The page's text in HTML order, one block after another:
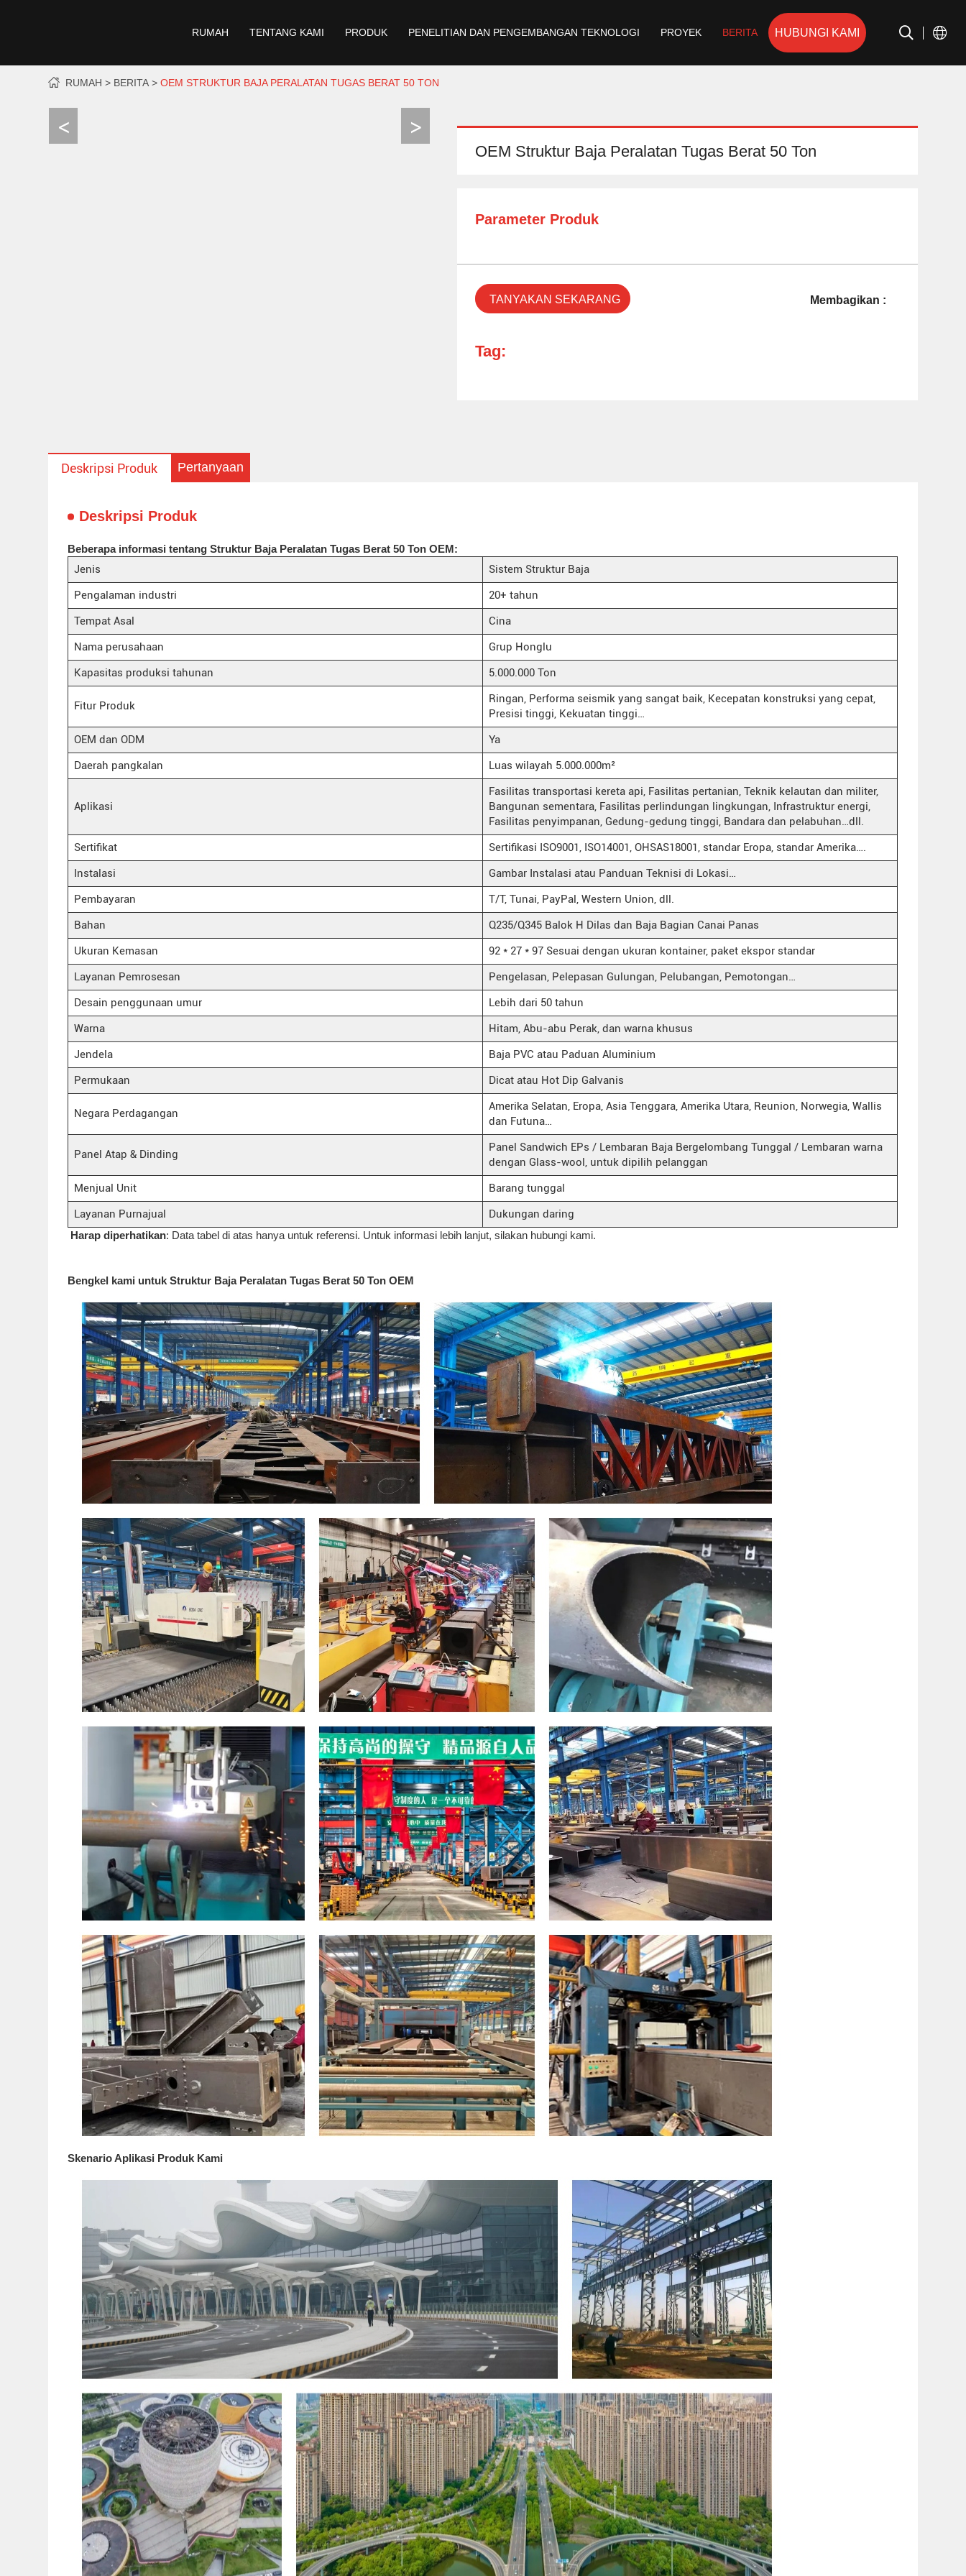
RUMAH TENTANG KAMI PRODUK PENELITIAN DAN PENGEMBANGAN TEKNOLOGI PROYEK BERITA HUBUNGI KAMI
RUMAH BERITA OEM STRUKTUR BAJA PERALATAN TUGAS BERAT 50 TON
OEM Struktur Baja Peralatan Tugas Berat 50 Ton
Parameter Produk
TANYAKAN SEKARANG Membagikan :
Tag:
Deskripsi Produk Pertanyaan
Deskripsi Produk
Beberapa informasi tentang Struktur Baja Peralatan Tugas Berat 50 Ton OEM:
Jenis
Sistem Struktur Baja
Pengalaman industri
20+ tahun
Tempat Asal
Cina
Nama perusahaan
Grup Honglu
Kapasitas produksi tahunan
5.000.000 Ton
Fitur Produk
Ringan, Performa seismik yang sangat baik, Kecepatan konstruksi yang cepat,
Presisi tinggi, Kekuatan tinggi…
OEM dan ODM
Ya
Daerah pangkalan
Luas wilayah 5.000.000m²
Aplikasi
Fasilitas transportasi kereta api, Fasilitas pertanian, Teknik kelautan dan militer,
Bangunan sementara, Fasilitas perlindungan lingkungan, Infrastruktur energi,
Fasilitas penyimpanan, Gedung-gedung tinggi, Bandara dan pelabuhan…dll.
Sertifikat
Sertifikasi ISO9001, ISO14001, OHSAS18001, standar Eropa, standar Amerika….
Instalasi
Gambar Instalasi atau Panduan Teknisi di Lokasi…
Pembayaran
T/T, Tunai, PayPal, Western Union, dll.
Bahan
Q235/Q345 Balok H Dilas dan Baja Bagian Canai Panas
Ukuran Kemasan
92 * 27 * 97 Sesuai dengan ukuran kontainer, paket ekspor standar
Layanan Pemrosesan
Pengelasan, Pelepasan Gulungan, Pelubangan, Pemotongan…
Desain penggunaan umur
Lebih dari 50 tahun
Warna
Hitam, Abu-abu Perak, dan warna khusus
Jendela
Baja PVC atau Paduan Aluminium
Permukaan
Dicat atau Hot Dip Galvanis
Negara Perdagangan
Amerika Selatan, Eropa, Asia Tenggara, Amerika Utara, Reunion, Norwegia, Wallis
dan Futuna…
Panel Atap & Dinding
Panel Sandwich EPs / Lembaran Baja Bergelombang Tunggal / Lembaran warna
dengan Glass-wool, untuk dipilih pelanggan
Menjual Unit
Barang tunggal
Layanan Purnajual
Dukungan daring
Harap diperhatikan: Data tabel di atas hanya untuk referensi. Untuk informasi lebih lanjut, silakan hubungi kami.
Bengkel kami untuk Struktur Baja Peralatan Tugas Berat 50 Ton OEM
Skenario Aplikasi Produk Kami